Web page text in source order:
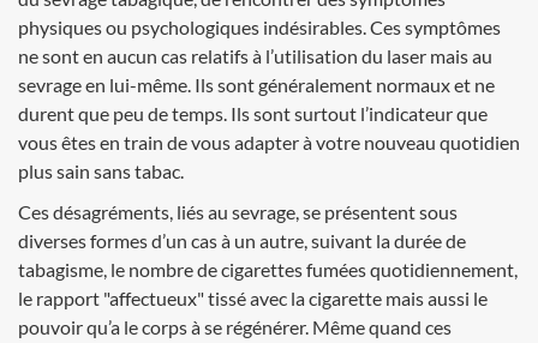
physiques ou psychologiques indésirables. Ces symptômes
ne sont en aucun cas relatifs à l’utilisation du laser mais au
sevrage en lui-même. Ils sont généralement normaux et ne
durent que peu de temps. Ils sont surtout l’indicateur que
vous êtes en train de vous adapter à votre nouveau quotidien
plus sain sans tabac.
Ces désagréments, liés au sevrage, se présentent sous
diverses formes d’un cas à un autre, suivant la durée de
tabagisme, le nombre de cigarettes fumées quotidiennement,
le rapport "affectueux" tissé avec la cigarette mais aussi le
pouvoir qu’a le corps à se régénérer. Même quand ces